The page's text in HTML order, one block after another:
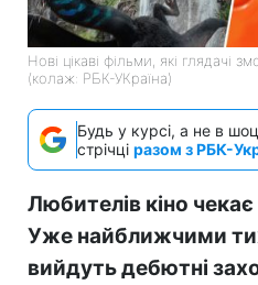
Нові цікаві фільми, які глядачі
(колаж: РБК-УКраїна)
Будь у курсі, а не в
стрічці разом з РБК-
Любителів кіно
Уже найближчими
вийдуть дебютні